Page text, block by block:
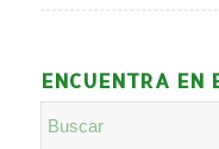
ENCUENTRA EN